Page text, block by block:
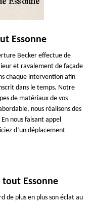
Essonne
Becker effectue de
et ravalement de façade
chaque intervention afin
dans le temps. Notre
de matériaux de vos
nous réalisons des
nous faisant appel
d’un déplacement
Essonne
de plus en plus son éclat au